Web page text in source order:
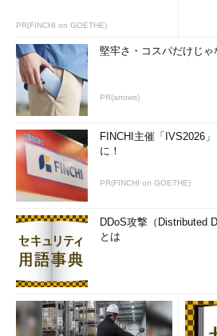
PR(FINCHI on GOETHE)
堅牢さ・コスパだけじ
PR(arrows)
FINCHI主催「IVS2026
に！
PR(FINCHI on GOETHE)
DDoS攻撃（Distributed
とは